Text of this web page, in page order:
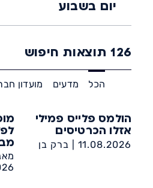
יום בשבוע
126תוצאות חיפוש
הכל מדעים מועדון
הולמס פלייס פמילי
אזלו הכרטיסים
11.08.2026 |
ברק בן
|